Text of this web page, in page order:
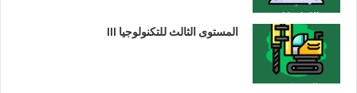
المستوى الثالث للتكنولوجيا III